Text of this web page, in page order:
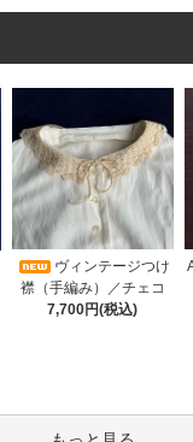
ヴィンテージつけ
襟（手編み）／チェコ
7,700円(税込)